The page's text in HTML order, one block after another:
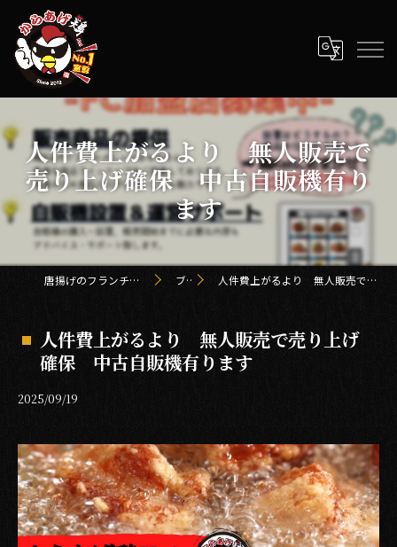
人件費上がるより 無人販売で
売り上げ確保 中古自販機有り
ます
唐揚げのフランチャイズ「からあげ鶏 kei」 ブログ 人件費上がるより 無人販売で売り上げ確保 中古自販機有ります
人件費上がるより 無人販売で売り上げ
確保 中古自販機有ります
2025/09/19